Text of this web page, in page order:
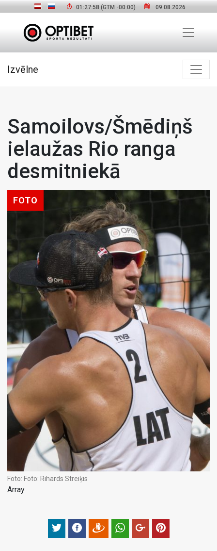
01:27:59 (GTM -00:00) 09.08.2026
Izvēlne
Samoilovs/Šmēdiņš
ielaužas Rio ranga
desmitniekā
FOTO
Foto: Foto: Rihards Streiķis
Array